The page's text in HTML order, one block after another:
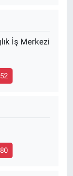
İş Merkezi